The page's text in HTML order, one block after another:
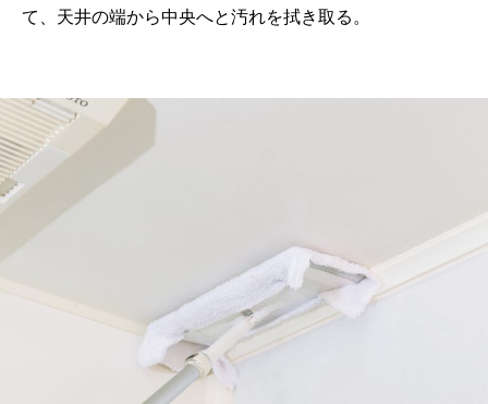
て、天井の端から中央へと汚れを拭き取る。